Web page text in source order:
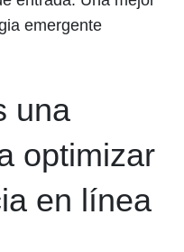
emergente
una
optimizar
en línea